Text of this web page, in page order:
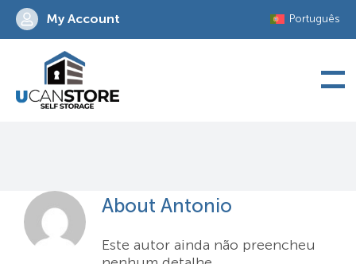
Skip
content
My Account Português
Antonio
About Antonio
Este autor ainda não preencheu